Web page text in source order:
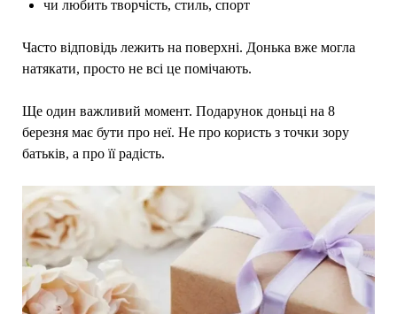
чи любить творчість, стиль, спорт
Часто відповідь лежить на поверхні. Донька вже могла
натякати, просто не всі це помічають.
Ще один важливий момент. Подарунок доньці на 8
березня має бути про неї. Не про користь з точки зору
батьків, а про її радість.